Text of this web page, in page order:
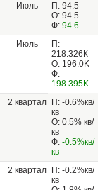
Июль
П: 94.5
О: 94.5
Ф: 94.6
Июль
П:
218.326К
О: 196.0K
Ф:
198.395K
2 квартал
П: -0.6%кв/
кв
О: 0.5% кв/
кв
Ф: -0.5%кв/
кв
2 квартал
П: -0.2%кв/
кв